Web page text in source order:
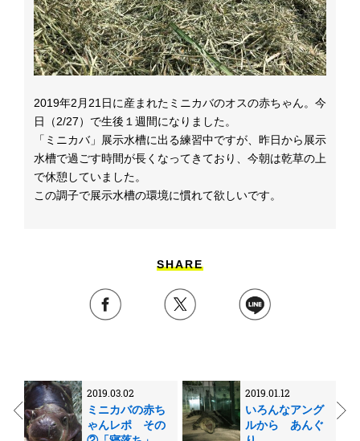
2019年2月21日に産まれたミニカバのオスの赤ちゃん。今
日（2/27）で生後１週間になりました。
「ミニカバ」展示水槽に出る練習中ですが、昨日から展示
水槽で過ごす時間が長くなってきており、今朝は乾草の上
で休憩していました。
この調子で展示水槽の環境に慣れて欲しいです。
SHARE
2019.03.02
ミニカバの赤ち
ゃんレポ その
2019.01.12
いろんなアング
ルから あんぐ